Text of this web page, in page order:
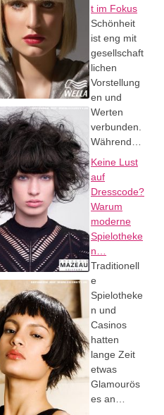
t im Fokus
Schönheit
ist eng mit
gesellschaft
lichen
Vorstellung
en und
Werten
verbunden.
Während…
Keine Lust
auf
Dresscode?
Warum
moderne
Spielotheke
n…
Traditionell
e
Spielotheke
n und
Casinos
hatten
lange Zeit
etwas
Glamourös
es an…